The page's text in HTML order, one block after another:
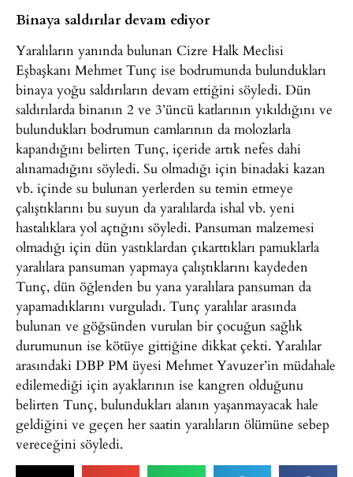
Binaya saldırılar devam ediyor
Yaralıların yanında bulunan Cizre Halk Meclisi
Eşbaşkanı Mehmet Tunç ise bodrumunda bulundukları
binaya yoğu saldırıların devam ettiğini söyledi. Dün
saldırılarda binanın 2 ve 3’üncü katlarının yıkıldığını ve
bulundukları bodrumun camlarının da molozlarla
kapandığını belirten Tunç, içeride artık nefes dahi
alınamadığını söyledi. Su olmadığı için binadaki kazan
vb. içinde su bulunan yerlerden su temin etmeye
çalıştıklarını bu suyun da yaralılarda ishal vb. yeni
hastalıklara yol açtığını söyledi. Pansuman malzemesi
olmadığı için dün yastıklardan çıkarttıkları pamuklarla
yaralılara pansuman yapmaya çalıştıklarını kaydeden
Tunç, dün öğlenden bu yana yaralılara pansuman da
yapamadıklarını vurguladı. Tunç yaralılar arasında
bulunan ve göğsünden vurulan bir çocuğun sağlık
durumunun ise kötüye gittiğine dikkat çekti. Yaralılar
arasındaki DBP PM üyesi Mehmet Yavuzer’in müdahale
edilemediği için ayaklarının ise kangren olduğunu
belirten Tunç, bulundukları alanın yaşanmayacak hale
geldiğini ve geçen her saatin yaralıların ölümüne sebep
vereceğini söyledi.